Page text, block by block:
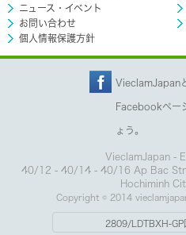
ニュース・イベント
お問い合わせ
個人情報保護方針
VieclamJapan
Facebookペー
ょう。
VieclamJapan -
40/12 - 40/14 - 40/16 Ap Bac
Hochiminh
Copyright © 2014
2809/LDTBXH-GP